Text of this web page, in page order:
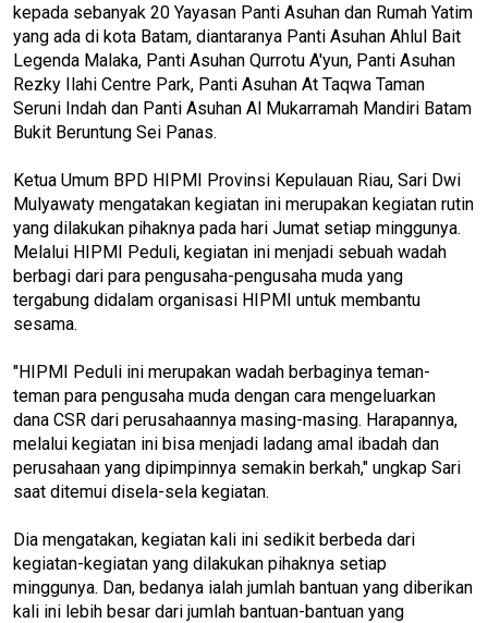
kepada sebanyak 20 Yayasan Panti Asuhan dan Rumah Yatim
yang ada di kota Batam, diantaranya Panti Asuhan Ahlul Bait
Legenda Malaka, Panti Asuhan Qurrotu A'yun, Panti Asuhan
Rezky Ilahi Centre Park, Panti Asuhan At Taqwa Taman
Seruni Indah dan Panti Asuhan Al Mukarramah Mandiri Batam
Bukit Beruntung Sei Panas.
Ketua Umum BPD HIPMI Provinsi Kepulauan Riau, Sari Dwi
Mulyawaty mengatakan kegiatan ini merupakan kegiatan rutin
yang dilakukan pihaknya pada hari Jumat setiap minggunya.
Melalui HIPMI Peduli, kegiatan ini menjadi sebuah wadah
berbagi dari para pengusaha-pengusaha muda yang
tergabung didalam organisasi HIPMI untuk membantu
sesama.
"HIPMI Peduli ini merupakan wadah berbaginya teman-
teman para pengusaha muda dengan cara mengeluarkan
dana CSR dari perusahaannya masing-masing. Harapannya,
melalui kegiatan ini bisa menjadi ladang amal ibadah dan
perusahaan yang dipimpinnya semakin berkah," ungkap Sari
saat ditemui disela-sela kegiatan.
Dia mengatakan, kegiatan kali ini sedikit berbeda dari
kegiatan-kegiatan yang dilakukan pihaknya setiap
minggunya. Dan, bedanya ialah jumlah bantuan yang diberikan
kali ini lebih besar dari jumlah bantuan-bantuan yang